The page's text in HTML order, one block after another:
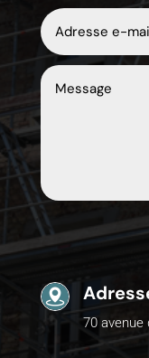
70 avenue